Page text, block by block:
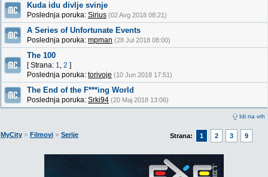
Idi na vrh
Kuda idu divlje svinje
Poslednja poruka: Sirius (02 Avg 2018 08:21)
A Series of Unfortunate Events
Poslednja poruka: mpman (28 Jul 2018 08:00)
The 100
[ Strana: 1, 2 ]
Poslednja poruka: torivoje (10 Jun 2018 17:51)
The End of the F***ing World
Poslednja poruka: Srki94 (20 Maj 2018 13:06)
Strana: 1 2 3 9
MyCity » Filmovi » Serije